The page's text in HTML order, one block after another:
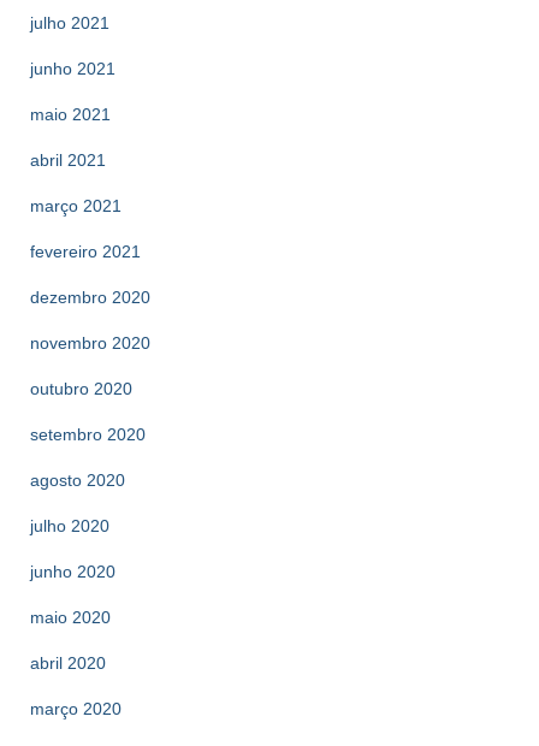
julho 2021
junho 2021
maio 2021
abril 2021
março 2021
fevereiro 2021
dezembro 2020
novembro 2020
outubro 2020
setembro 2020
agosto 2020
julho 2020
junho 2020
maio 2020
abril 2020
março 2020